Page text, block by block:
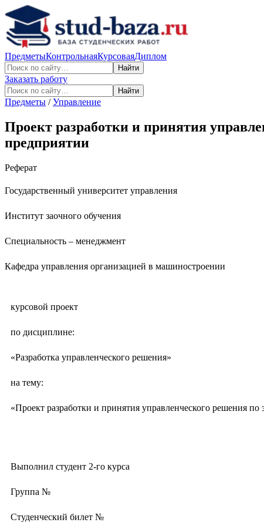
ПредметыКонтрольнаяКурсоваяДиплом
Найти
Заказать работу
Найти
Предметы /Управление
Проект разработки и принятия
предприятии
Реферат
Государственный университет управления
Институт заочного обучения
Специальность – менеджмент
Кафедра управления организацией в машиностроении
курсовой проект
по дисциплине:
«Разработка управленческого решения»
на тему:
«Проект разработки и принятия управленческого решения
Выполнил студент 2-го курса
Группа №
Студенческий билет №